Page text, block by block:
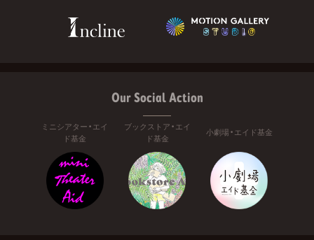
Our Social Action
ミニシアター・エイ
ド基金
ブックストア・エイ
ド基金
小劇場・エイド基金